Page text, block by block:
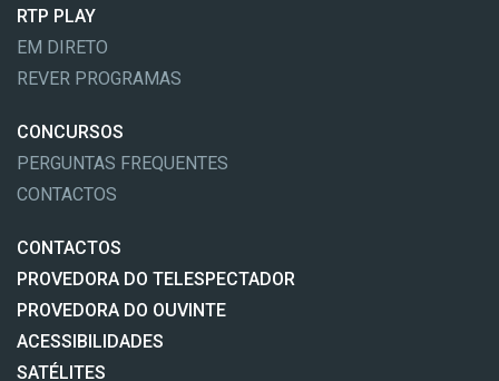
RTP PLAY
EM DIRETO
REVER PROGRAMAS
CONCURSOS
PERGUNTAS FREQUENTES
CONTACTOS
CONTACTOS
PROVEDORA DO TELESPECTADOR
PROVEDORA DO OUVINTE
ACESSIBILIDADES
SATÉLITES